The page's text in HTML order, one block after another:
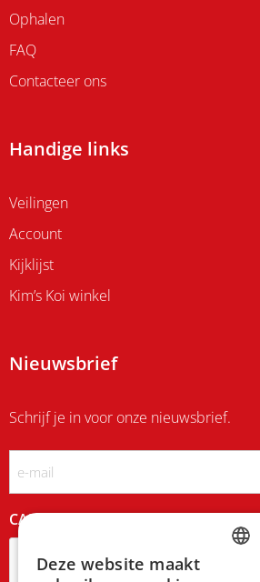
Ophalen
FAQ
Contacteer ons
Handige links
Veilingen
Account
Kijklijst
Kim’s Koi winkel
Nieuwsbrief
Schrijf je in voor onze nieuwsbrief.
CAPTCHA
Deze website maakt